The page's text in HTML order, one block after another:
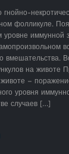
фолликуле.
уровне иммунной
вмешательства.
на животе
–
уровня
случаев […]